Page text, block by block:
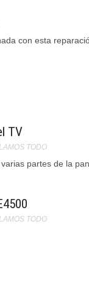
con esta
TV
TODO
partes de la
TODO